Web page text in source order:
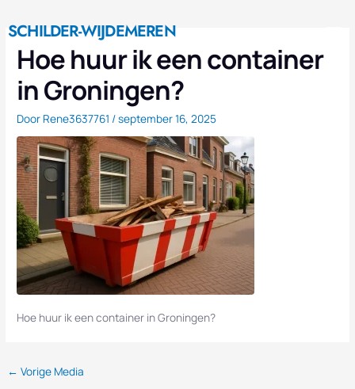
naar
inhoud
SCHILDER-WIJDEMEREN
Hoe huur ik een container
in Groningen?
Door Rene3637761 /september 16, 2025
Hoe huur ik een container in Groningen?
← Vorige Media